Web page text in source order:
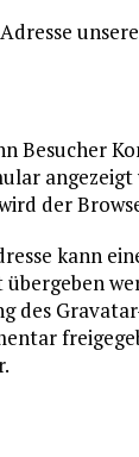
Besucher
angezeigt
der
kann
des